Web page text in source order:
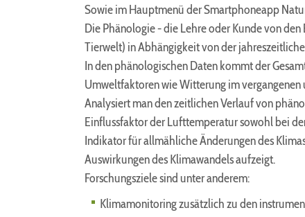
Sowie im Hauptmenü der Smartphoneapp
Die Phänologie - die Lehre oder Kunde von
Tierwelt) in Abhängigkeit von der
In den phänologischen Daten kommt der
Umweltfaktoren wie Witterung im vergangenen
Analysiert man den zeitlichen Verlauf von
Einflussfaktor der Lufttemperatur sowohl bei
Indikator für allmähliche Änderungen des
Auswirkungen des Klimawandels aufzeigt.
Forschungsziele sind unter anderem:
Klimamonitoring zusätzlich zu den